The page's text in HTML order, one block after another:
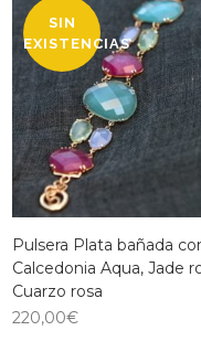
SIN
EXISTENCIAS
Pulsera Plata bañada
Calcedonia Aqua, Jade
Cuarzo rosa
220,00€